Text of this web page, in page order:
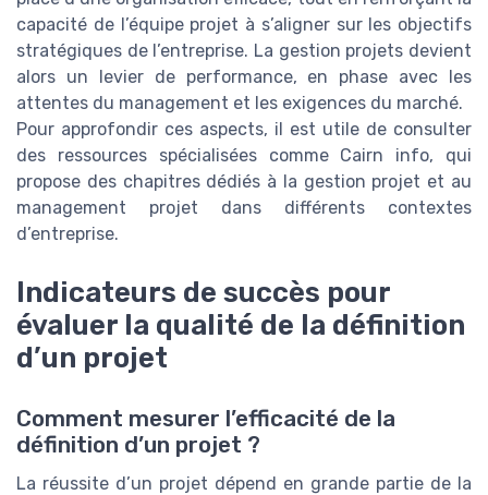
capacité de l’équipe projet à s’aligner sur les objectifs
stratégiques de l’entreprise. La gestion projets devient
alors un levier de performance, en phase avec les
attentes du management et les exigences du marché.
Pour approfondir ces aspects, il est utile de consulter
des ressources spécialisées comme Cairn info, qui
propose des chapitres dédiés à la gestion projet et au
management projet dans différents contextes
d’entreprise.
Indicateurs de succès pour
évaluer la qualité de la définition
d’un projet
Comment mesurer l’efficacité de la
définition d’un projet ?
La réussite d’un projet dépend en grande partie de la